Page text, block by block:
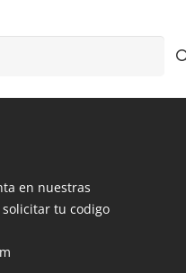
en nuestras
tu codigo